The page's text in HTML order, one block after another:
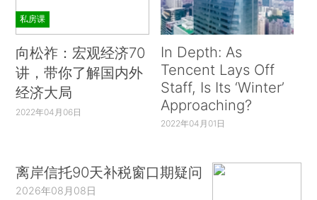
私房课
向松祚：宏观经济70
讲，带你了解国内外
经济大局
2022年04月06日
In Depth: As
Tencent Lays Off
Staff, Is Its ‘Winter’
Approaching?
2022年04月01日
离岸信托90天补税窗口期疑问
2026年08月08日